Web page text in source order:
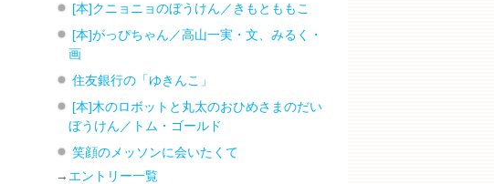
[本]クニョニョのぼうけん／きもとももこ
[本]がっぴちゃん／高山一実・文、みるく・
画
住友銀行の「ゆきんこ」
[本]木のロボットと丸太のおひめさまのだい
ぼうけん／トム・ゴールド
笑顔のメッソンに会いたくて
→ エントリー一覧